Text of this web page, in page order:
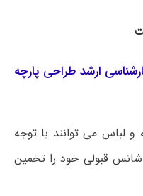
ارشد طراحی پارچه
و لباس می توانند با توجه
قبولی خود را تخمین